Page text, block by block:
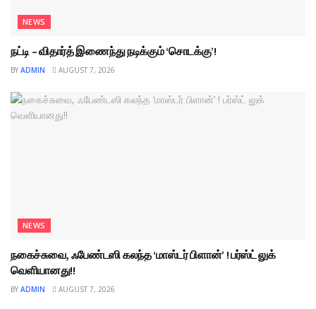
NEWS
நட்டி – விதார்த் இணைந்து நடிக்கும் ‘சொடக்கு’!
BY ADMIN AUGUST 7, 2026
NEWS
நகைச்சுவை, ஃபேண்டஸி கலந்த ‘மாஸ்டர் பிளான்’ ! பர்ஸ்ட் லுக்
வெளியானது!!
BY ADMIN AUGUST 7, 2026